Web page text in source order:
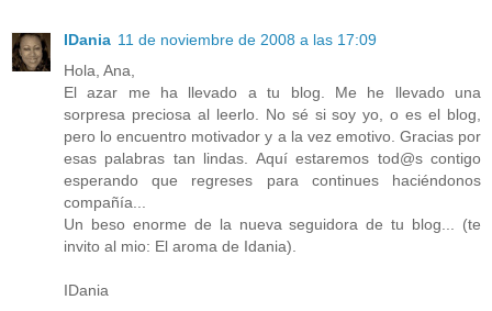
IDania 11 de noviembre de 2008 a las 17:09
Hola, Ana,
El azar me ha llevado a tu blog. Me he llevado una
sorpresa preciosa al leerlo. No sé si soy yo, o es el blog,
pero lo encuentro motivador y a la vez emotivo. Gracias por
esas palabras tan lindas. Aquí estaremos tod@s contigo
esperando que regreses para continues haciéndonos
compañía...
Un beso enorme de la nueva seguidora de tu blog... (te
invito al mio: El aroma de Idania).
IDania